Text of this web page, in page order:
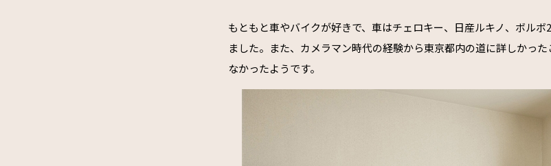
もともと車やバイクが好きで、車はチェロキー、日産ルキノ、ボルボ
ました。また、カメラマン時代の経験から東京都内の道に詳しかっ
なかったようです。